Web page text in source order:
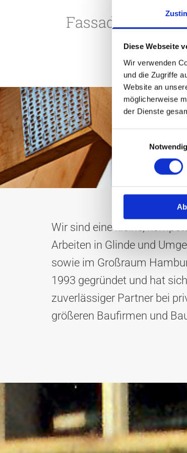
Diese Webseite
Wir verwenden
und die Zugriffe
Website an
möglicherweise
der Dienste
Einwilligungsauswahl
Notwendig
Wir sind eine kleine,
Arbeiten in Glinde und
sowie im Großraum
1993 gegründet und hat
zuverlässiger Partner bei
größeren Baufirmen und